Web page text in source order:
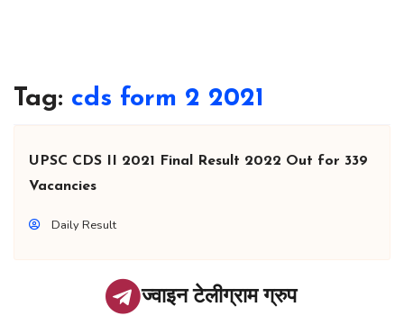
Tag: cds form 2 2021
UPSC CDS II 2021 Final Result 2022 Out for 339
Vacancies
Daily Result
ज्वाइन टेलीग्राम ग्रुप